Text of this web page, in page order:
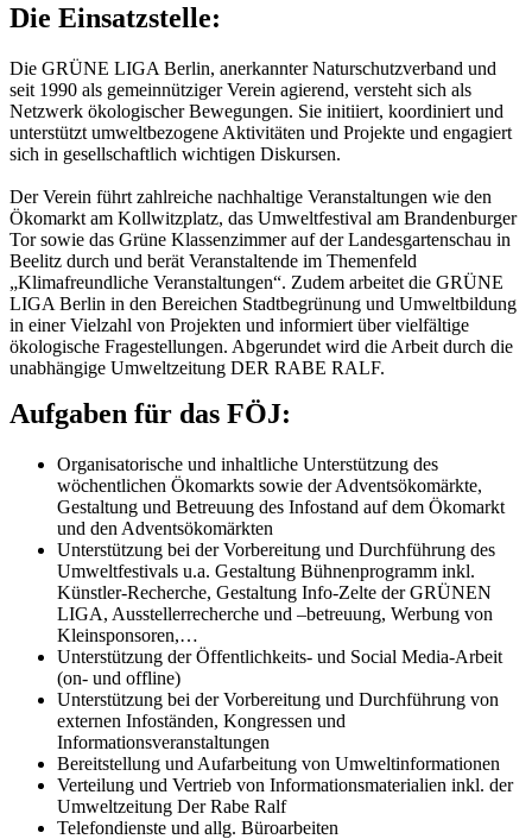
Die Einsatzstelle:
Die GRÜNE LIGA Berlin, anerkannter Naturschutzverband und
seit 1990 als gemeinnütziger Verein agierend, versteht sich als
Netzwerk ökologischer Bewegungen. Sie initiiert, koordiniert und
unterstützt umweltbezogene Aktivitäten und Projekte und engagiert
sich in gesellschaftlich wichtigen Diskursen.
Der Verein führt zahlreiche nachhaltige Veranstaltungen wie den
Ökomarkt am Kollwitzplatz, das Umweltfestival am Brandenburger
Tor sowie das Grüne Klassenzimmer auf der Landesgartenschau in
Beelitz durch und berät Veranstaltende im Themenfeld
„Klimafreundliche Veranstaltungen“. Zudem arbeitet die GRÜNE
LIGA Berlin in den Bereichen Stadtbegrünung und Umweltbildung
in einer Vielzahl von Projekten und informiert über vielfältige
ökologische Fragestellungen. Abgerundet wird die Arbeit durch die
unabhängige Umweltzeitung DER RABE RALF.
Aufgaben für das FÖJ:
Organisatorische und inhaltliche Unterstützung des
wöchentlichen Ökomarkts sowie der Adventsökomärkte,
Gestaltung und Betreuung des Infostand auf dem Ökomarkt
und den Adventsökomärkten
Unterstützung bei der Vorbereitung und Durchführung des
Umweltfestivals u.a. Gestaltung Bühnenprogramm inkl.
Künstler-Recherche, Gestaltung Info-Zelte der GRÜNEN
LIGA, Ausstellerrecherche und –betreuung, Werbung von
Kleinsponsoren,…
Unterstützung der Öffentlichkeits- und Social Media-Arbeit
(on- und offline)
Unterstützung bei der Vorbereitung und Durchführung von
externen Infoständen, Kongressen und
Informationsveranstaltungen
Bereitstellung und Aufarbeitung von Umweltinformationen
Verteilung und Vertrieb von Informationsmaterialien inkl. der
Umweltzeitung Der Rabe Ralf
Telefondienste und allg. Büroarbeiten